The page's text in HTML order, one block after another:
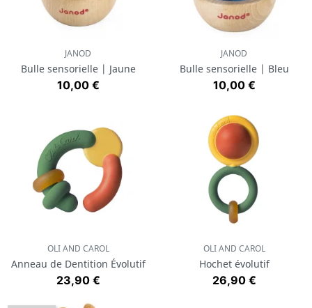
JANOD
Bulle sensorielle | Jaune
Prix
10,00 €
JANOD
Bulle sensorielle | Bleu
Prix
10,00 €
OLI AND CAROL
Anneau de Dentition Évolutif
Prix
23,90 €
OLI AND CAROL
Hochet évolutif
Prix
26,90 €